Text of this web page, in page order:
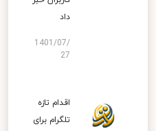
داد
1401/07/
27
اقدام تازه
تلگرام برای